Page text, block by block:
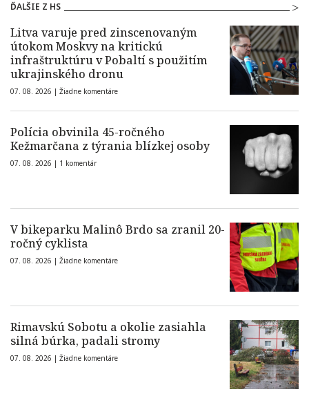
ĎALŠIE Z HS
Litva varuje pred zinscenovaným
útokom Moskvy na kritickú
infraštruktúru v Pobaltí s použitím
ukrajinského dronu
07. 08. 2026 | Žiadne komentáre
Polícia obvinila 45-ročného
Kežmarčana z týrania blízkej osoby
07. 08. 2026 | 1 komentár
V bikeparku Malinô Brdo sa zranil 20-
ročný cyklista
07. 08. 2026 | Žiadne komentáre
Rimavskú Sobotu a okolie zasiahla
silná búrka, padali stromy
07. 08. 2026 | Žiadne komentáre